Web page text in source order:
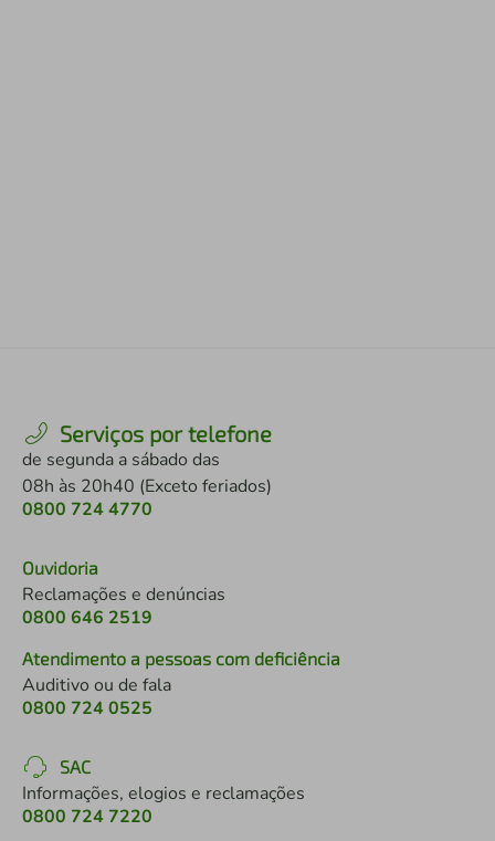
Serviços por telefone
de segunda a sábado das
08h às 20h40 (Exceto feriados)
0800 724 4770
Ouvidoria
Reclamações e denúncias
0800 646 2519
Atendimento a pessoas com deficiência
Auditivo ou de fala
0800 724 0525
SAC
Informações, elogios e reclamações
0800 724 7220